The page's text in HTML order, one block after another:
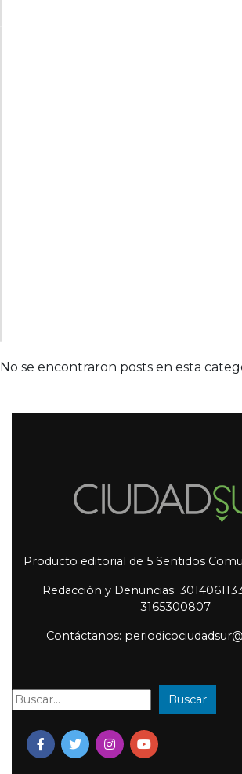
No se encontraron posts en esta
Producto editorial de 5 Sentidos
Redacción y Denuncias:
3165300807
Contáctanos:
Buscar: Buscar